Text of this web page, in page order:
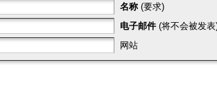
名称 (要求)
电子邮件 (将不会被发
网站